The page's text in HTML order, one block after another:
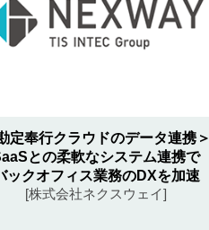
定奉行クラウドのデータ連携
との柔軟なシステム連携で
ックオフィス業務のDXを加速
[株式会社ネクスウェイ]